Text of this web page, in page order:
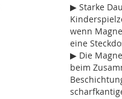
▶ Starke
wenn
eine
▶ Die
beim